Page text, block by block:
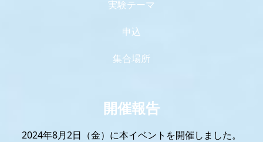
実験テーマ
申込
集合場所
開催報告
2024年8月2日（金）に本イベントを開催しました。